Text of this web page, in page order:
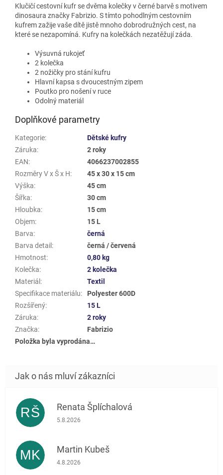
Klučičí cestovní kufr se dvěma kolečky v černé barvě s motivem
dinosaura značky Fabrizio. S tímto pohodlným cestovním
kufrem zažije vaše dítě jistě mnoho dobrodružných cest, na
které se nezapomíná. Kufry na kolečkách nezatěžují záda.
Výsuvná rukojeť
2 kolečka
2 nožičky pro stání kufru
Hlavní kapsa s dvoucestným zipem
Poutko pro nošení v ruce
Odolný materiál
Doplňkové parametry
Kategorie:
Dětské kufry
Záruka:
2 roky
EAN:
4066237002855
Rozměry V x Š x H:
45 x 30 x 15 cm
Výška:
45 cm
Šířka:
30 cm
Hloubka:
15 cm
Objem:
15 L
Barva:
černá
Barva detail :
černá / červená
Hmotnost:
0,80 kg
Kolečka:
2 kolečka
Materiál :
Textil
Specifikace materiálu:
Polyester 600D
Rozšířený:
15 L
Záruka:
2 roky
Značka:
Fabrizio
Položka byla vyprodána…
RŠ Renata Šplíchalová
Hodnocení obchodu je 5 z 5 hvězdiček.
5.8.2026
MK Martin Kubeš
Hodnocení obchodu je 5 z 5 hvězdiček.
4.8.2026